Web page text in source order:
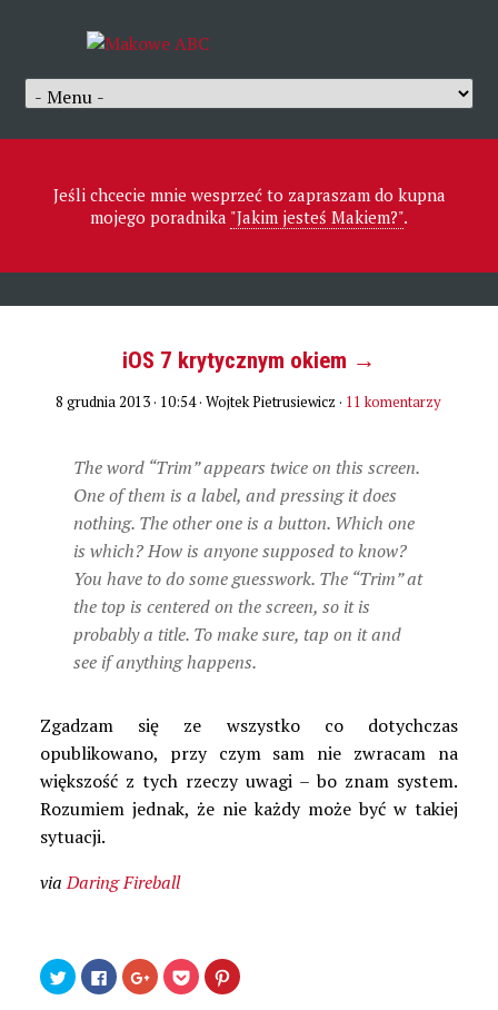
Jeśli chcecie mnie wesprzeć to zapraszam do kupna
mojego poradnika "Jakim jesteś Makiem?".
iOS 7 krytycznym okiem →
8 grudnia 2013 · 10:54· Wojtek Pietrusiewicz · 11 komentarzy
The word “Trim” appears twice on this screen.
One of them is a label, and pressing it does
nothing. The other one is a button. Which one
is which? How is anyone supposed to know?
You have to do some guesswork. The “Trim” at
the top is centered on the screen, so it is
probably a title. To make sure, tap on it and
see if anything happens.
Zgadzam się ze wszystko co dotychczas
opublikowano, przy czym sam nie zwracam na
większość z tych rzeczy uwagi – bo znam system.
Rozumiem jednak, że nie każdy może być w takiej
sytuacji.
viaDaring Fireball
Udostępnij
na
Twitterze(Otwiera
Kliknij,
aby
udostępnić
Kliknij,
aby
udostępnić
Kliknij
by
udostępnić
Udostępniej
na